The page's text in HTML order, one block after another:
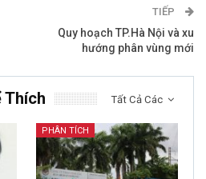
TIẾP
Quy hoạch TP.Hà Nội và xu
hướng phân vùng mới
Tất Cả Các
Thích
PHÂN TÍCH